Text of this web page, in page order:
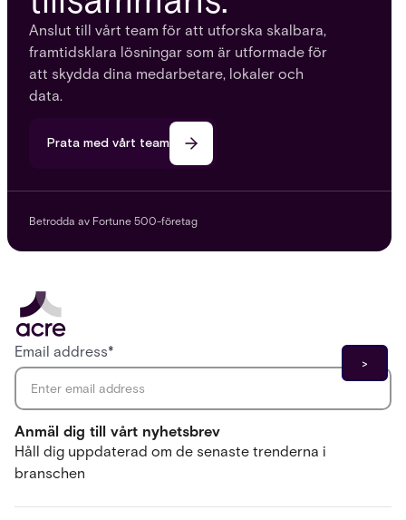
Anslut till vårt team för att utforska skalbara,
framtidsklara lösningar som är utformade för
att skydda dina medarbetare, lokaler och
data.
Prata med vårt team
Betrodda av Fortune 500-företag
Anmäl dig till vårt nyhetsbrev
Håll dig uppdaterad om de senaste trenderna i
branschen
Email address*